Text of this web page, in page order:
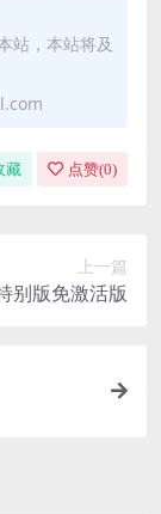
站，本站将及
藏 点赞(0)
上一篇
别版免激活版